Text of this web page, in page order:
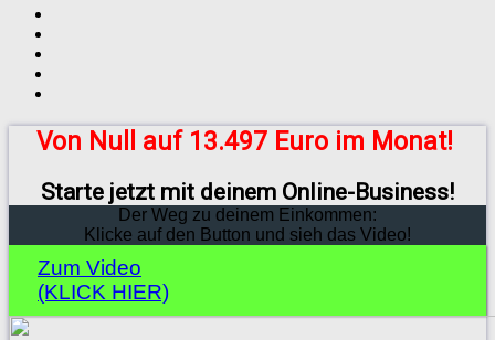
Von Null auf 13.497 Euro im Monat!
Starte jetzt mit deinem Online-Business!
Der Weg zu deinem Einkommen:
Klicke auf den Button und sieh das Video!
Zum Video
(KLICK HIER)